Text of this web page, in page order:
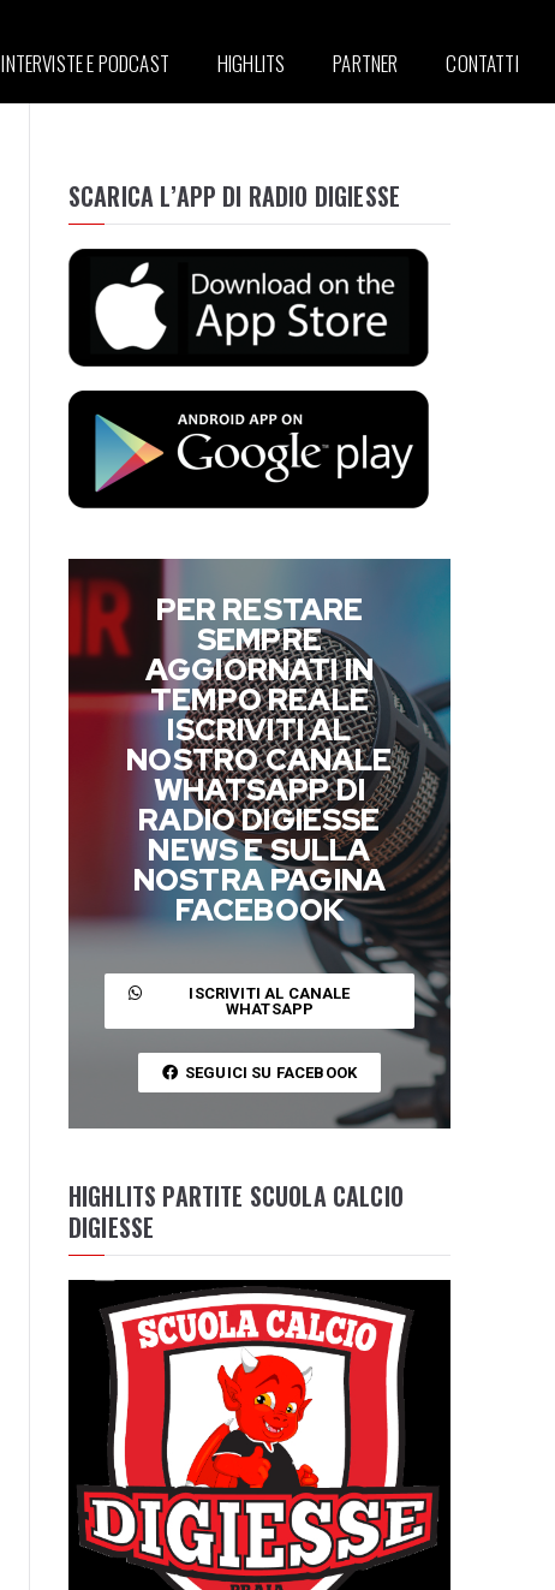
INTERVISTE E PODCAST HIGHLITS PARTNER CONTATTI
SCARICA L’APP DI RADIO DIGIESSE
PER RESTARE
SEMPRE
AGGIORNATI IN
TEMPO REALE
ISCRIVITI AL
NOSTRO CANALE
WHATSAPP DI
RADIO DIGIESSE
NEWS E SULLA
NOSTRA PAGINA
FACEBOOK
ISCRIVITI AL CANALE
WHATSAPP
SEGUICI SU FACEBOOK
HIGHLITS PARTITE SCUOLA CALCIO
DIGIESSE